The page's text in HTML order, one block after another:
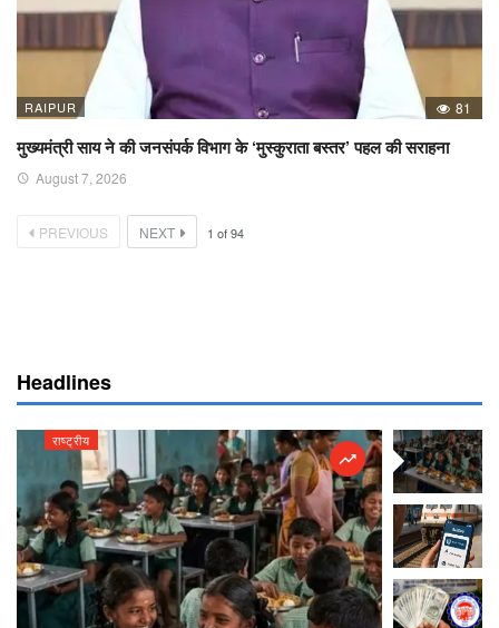
RAIPUR 81
मुख्यमंत्री साय ने की जनसंपर्क विभाग के ‘मुस्कुराता बस्तर’ पहल की सराहना
August 7, 2026
PREVIOUS NEXT 1 of94
Headlines
राष्ट्रीय राष्ट्रीय